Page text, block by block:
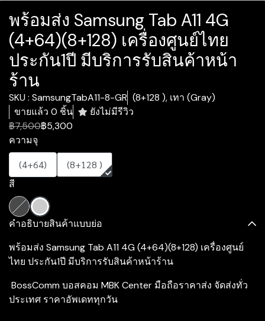
พร้อมส่ง Samsung Tab A11 4G
(4+64)(8+128) เครื่องศูนย์ไทย
ประกัน1ปี มีบริการรับสินค้าหน้า
ร้าน
SKU : SamsungTabA11-8-GR (8+128 ), เทา (Gray)
ขายแล้ว 0 ชิ้น
ยังไม่มีรีวิว
฿7,500฿5,300
ความจุ
(4+64)
(8+128 )
สี
คำอธิบายสินค้าแบบย่อ
พร้อมส่ง Samsung Tab A11 4G (4+64)(8+128) เครื่องศูนย์
ไทย ประกัน1ปี มีบริการรับสินค้าหน้าร้าน
BossComm บอสคอม MBK Center มือถือราคาส่ง จัดส่งทั่ว
ประเทศ ราคาอัพเดททุกวัน